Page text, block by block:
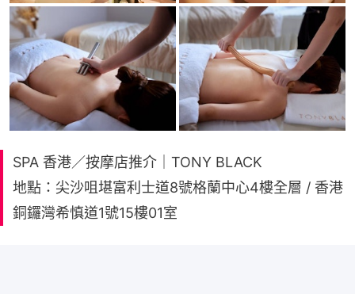
SPA 香港／按摩店推介｜TONY BLACK
地點：尖沙咀堪富利士道8號格蘭中心4樓全層 / 香港
銅鑼灣希慎道1號15樓01室